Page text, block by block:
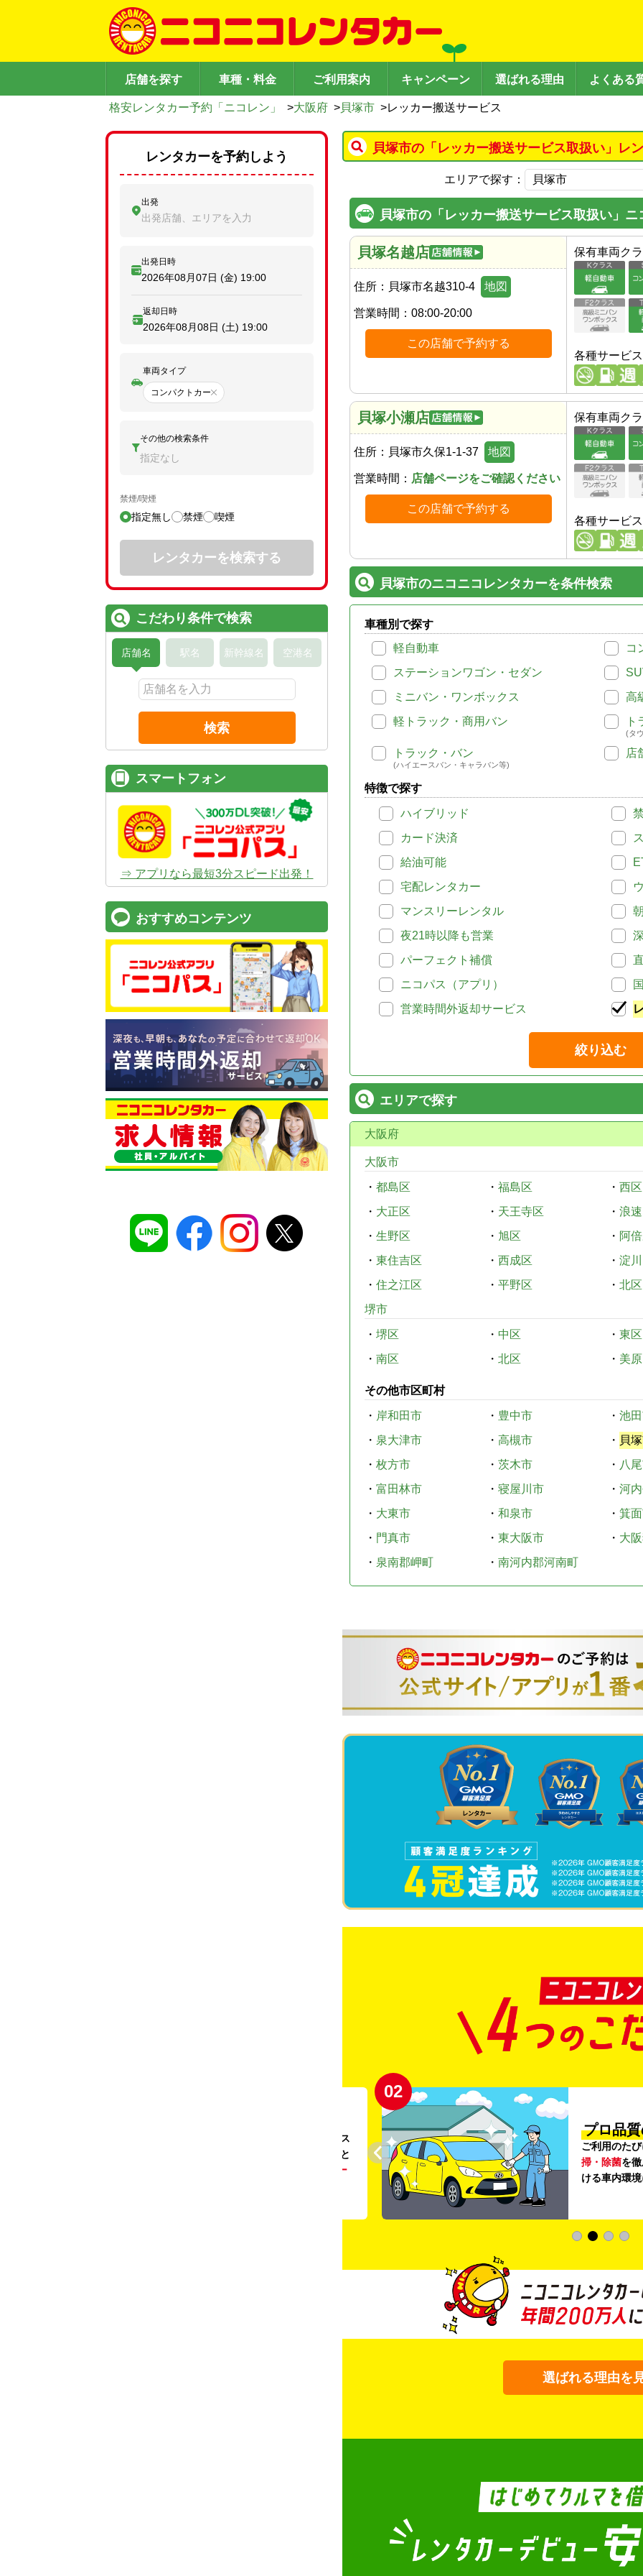
店舗を探す 車種・料金 ご利用案内 キャンペーン 選ばれる理由 よくある
格安レンタカー予約「ニコレン」 >大阪府 >貝塚市 >レッカー搬送サービス
貝塚市の「レッカー搬送サービス取扱い」レ
エリアで探す：
貝塚市の「レッカー搬送サービス取扱い」
貝塚名越店
住所： 貝塚市名越310-4 地図
営業時間： 08:00-20:00
この店舗で予約する
保有車両ク
各種サービス
貝塚小瀬店
住所： 貝塚市久保1-1-37 地図
営業時間： 店舗ページをご確認ください
この店舗で予約する
保有車両ク
各種サービス
貝塚市のニコニコレンタカーを条件検索
車種別で探す
軽自動車
コ
ステーションワゴン・セダン
ミニバン・ワンボックス
高
軽トラック・商用バン
ト
(タ
トラック・バン
(ハイエースバン・キャラバン等)
店
特徴で探す
ハイブリッド
カード決済
給油可能
宅配レンタカー
マンスリーレンタル
夜21時以降も営業
パーフェクト補償
ニコパス（アプリ）
営業時間外返却サービス
絞り込む
エリアで探す
大阪府
大阪市
・ 都島区 ・ 福島区 ・ 西区
・ 大正区 ・ 天王寺区 ・ 浪
・ 生野区 ・ 旭区 ・ 阿
・ 東住吉区 ・ 西成区 ・ 淀
・ 住之江区 ・ 平野区 ・ 北区
堺市
・ 堺区 ・ 中区 ・ 東区
・ 南区 ・ 北区 ・ 美
その他市区町村
・ 岸和田市 ・ 豊中市 ・ 池
・ 泉大津市 ・ 高槻市 ・ 貝
・ 枚方市 ・ 茨木市 ・ 八
・ 富田林市 ・ 寝屋川市 ・ 河
・ 大東市 ・ 和泉市 ・ 箕
・ 門真市 ・ 東大阪市 ・ 大
・ 泉南郡岬町 ・ 南河内郡河南町
。ガソリンス
タンドや整備工場の既存インフラを活用すること
リー
02
プロ品
ご利用のた
掃・除菌を
ける車内環
選ばれる理由を
レンタカーを予約しよう
出発
出発店舗、エリアを入力
出発日時
2026年08月07日 (金) 19:00
返却日時
2026年08月08日 (土) 19:00
車両タイプ
コンパクトカー
その他の検索条件
指定なし
禁煙/喫煙
指定無し 禁煙 喫煙
レンタカーを検索する
こだわり条件で検索
店舗名 駅名 新幹線名 空港名
検索
スマートフォン
⇒ アプリなら最短3分スピード出発！
おすすめコンテンツ